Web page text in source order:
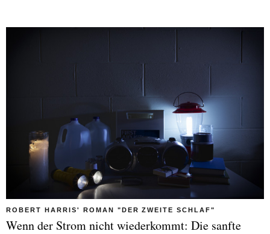
ROBERT HARRIS' ROMAN "DER ZWEITE SCHLAF"
Wenn der Strom nicht wiederkommt: Die sanfte